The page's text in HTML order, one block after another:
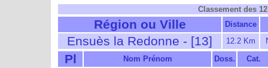
Classement des
Région ou Ville Distance
Ensuès la Redonne - [13] 12.2 Km
Pl Nom Prénom Doss. Cat.